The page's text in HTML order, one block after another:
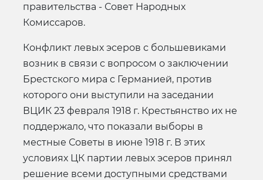
правительства - Совет Народных
Комиссаров.
Конфликт левых эсеров с большевиками
возник в связи с вопросом о заключении
Брестского мира с Германией, против
которого они выступили на заседании
ВЦИК 23 февраля 1918 г. Крестьянство их не
поддержало, что показали выборы в
местные Советы в июне 1918 г. В этих
условиях ЦК партии левых эсеров принял
решение всеми доступными средствами